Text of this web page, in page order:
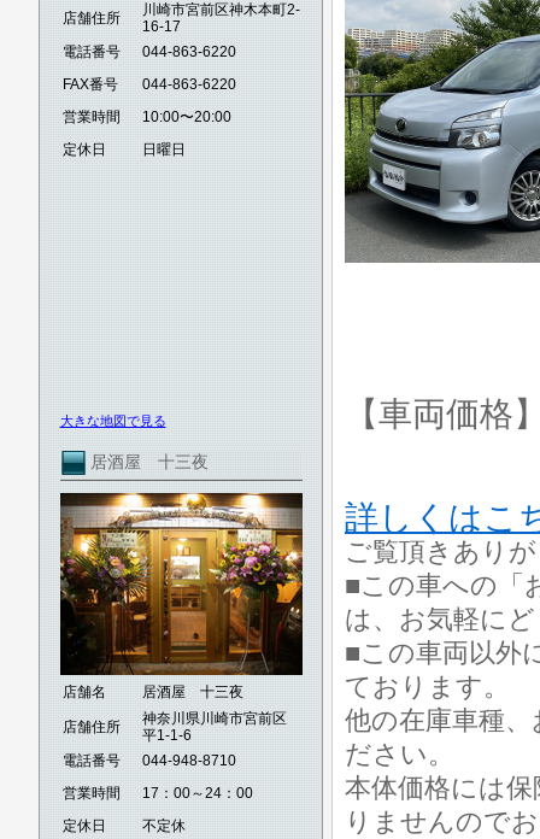
店舗住所
川崎市宮前区神木本町2-
16-17
電話番号
044-863-6220
FAX番号
044-863-6220
営業時間
10:00〜20:00
定休日
日曜日
大きな地図で見る
居酒屋 十三夜
店舗名 居酒屋 十三夜
店舗住所
神奈川県川崎市宮前区
平1-1-6
電話番号
044-948-8710
営業時間
17：00～24：00
定休日
不定休
【車両価格
詳しくはこ
ご覧頂きあり
■この車への「
は、お気軽に
■この車両以外
ております。
他の在庫車種
ださい。
本体価格には
りませんので